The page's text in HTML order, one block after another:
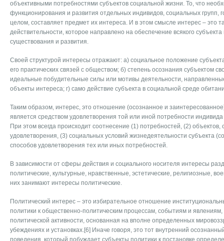
объективными потребностями субъектов социальной жизни. То, что
функционирования и развития отдельных индивидов, социальных групп,
целом, составляет предмет их интереса. И в этом смысле интерес – это
действительности, которое направлено на обеспечение всякого
существования и развития.
Своей структурой интересы отражают: а) социальное положение
его практических связей с обществом; б) степень осознания субъектом
идеальные побудительные силы или мотивы деятельности,
объекты интереса; г) само действие субъекта в социальной среде
Таким образом, интерес, это отношение (осознанное и
является средством удовлетворения той или иной потребности
При этом всегда происходит соотнесение (1) потребностей, (2)
удовлетворения, (3) социальных условий жизнедеятельности субъекта
способов удовлетворения тех или иных потребностей.
В зависимости от сферы действия и социального носителя интересы
политические, культурные, нравственные, эстетические, религиозные,
них занимают интересы политические.
Политический интерес – это избирательное отношение
политики к общественно-политическим процессам, событиям и
политической активности, основанная на вполне определенных
убеждениях и установках.[6] Иначе говоря, это тот внутренний
поведения, который побуждает субъекты политики к постановке